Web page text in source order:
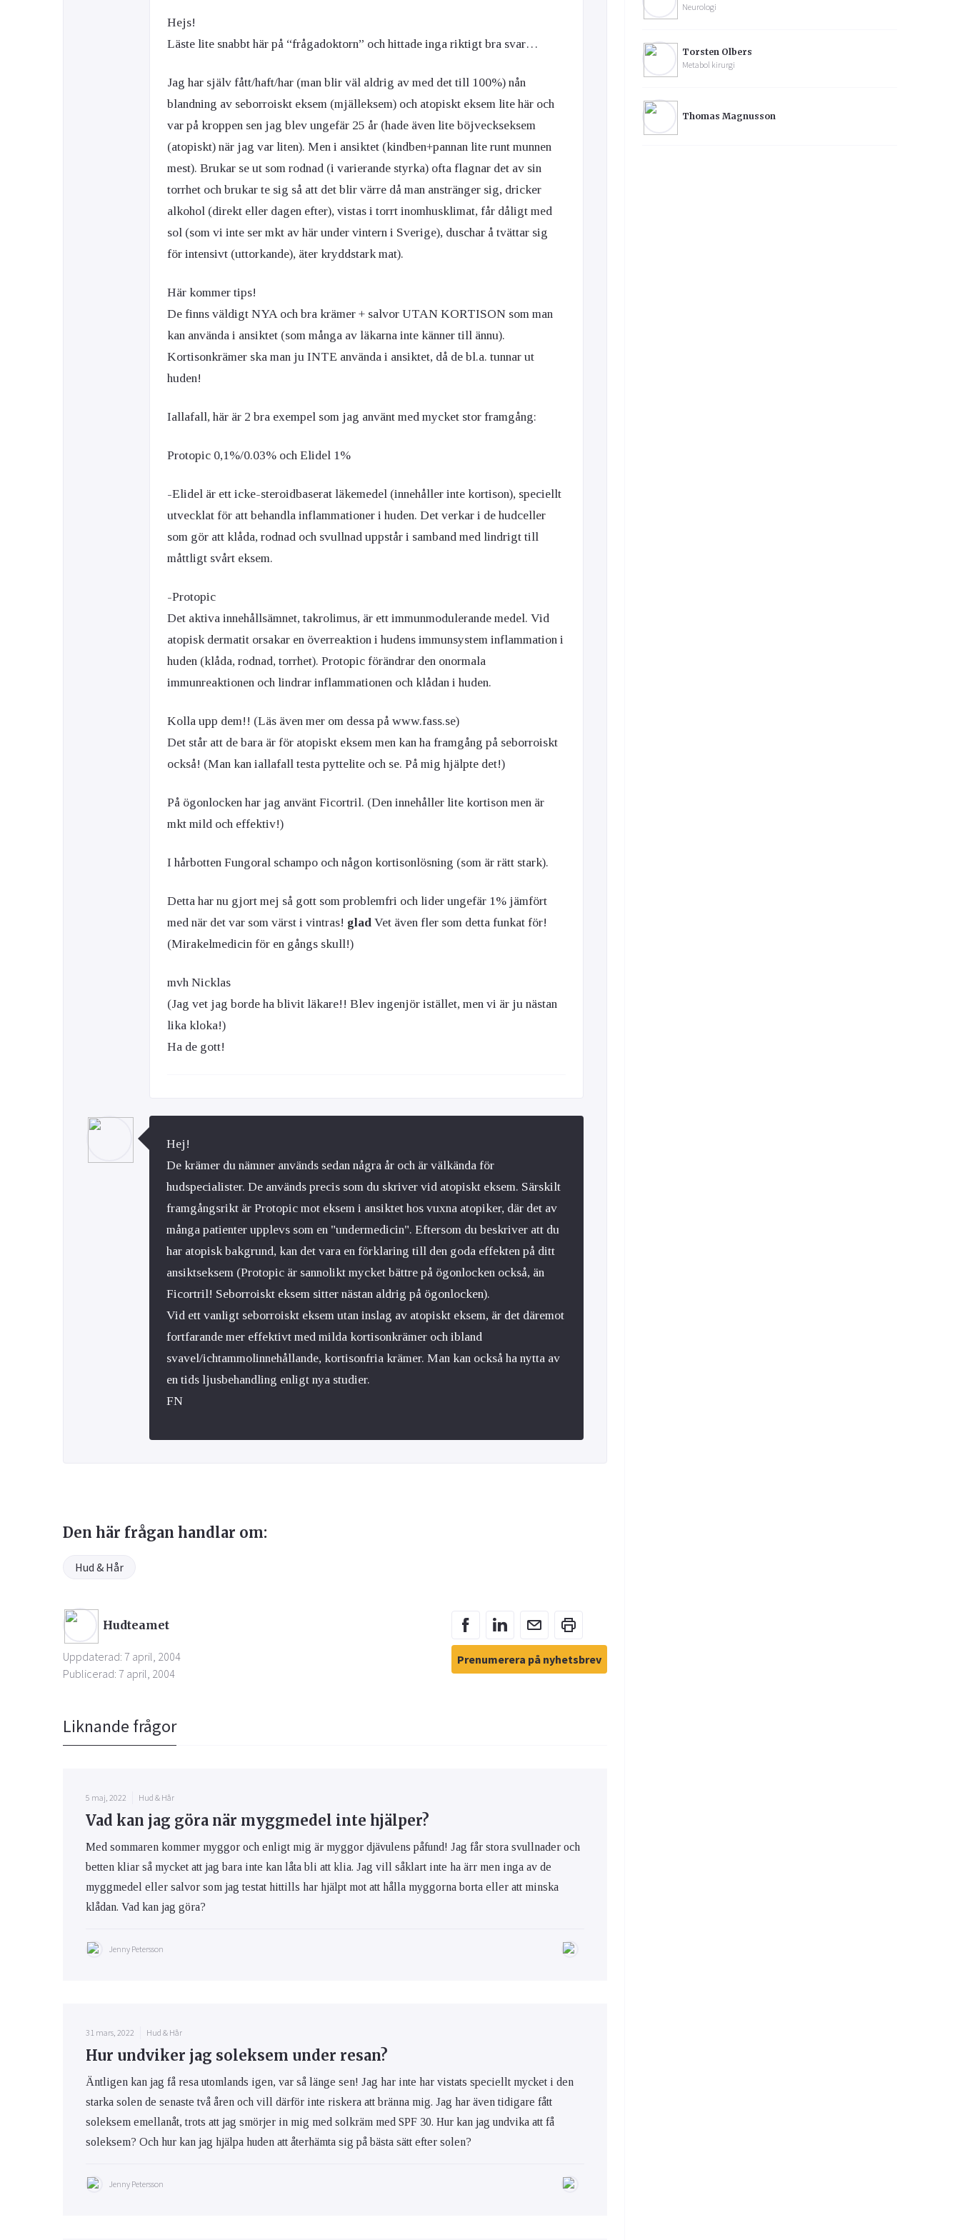
Hejs!
Läste lite snabbt här på “frågadoktorn” och hittade inga riktigt bra svar…
Jag har själv fått/haft/har (man blir väl aldrig av med det till 100%) nån
blandning av seborroiskt eksem (mjälleksem) och atopiskt eksem lite här och
var på kroppen sen jag blev ungefär 25 år (hade även lite böjveckseksem
(atopiskt) när jag var liten). Men i ansiktet (kindben+pannan lite runt munnen
mest). Brukar se ut som rodnad (i varierande styrka) ofta flagnar det av sin
torrhet och brukar te sig så att det blir värre då man anstränger sig, dricker
alkohol (direkt eller dagen efter), vistas i torrt inomhusklimat, får dåligt med
sol (som vi inte ser mkt av här under vintern i Sverige), duschar å tvättar sig
för intensivt (uttorkande), äter kryddstark mat).
Här kommer tips!
De finns väldigt NYA och bra krämer + salvor UTAN KORTISON som man
kan använda i ansiktet (som många av läkarna inte känner till ännu).
Kortisonkrämer ska man ju INTE använda i ansiktet, då de bl.a. tunnar ut
huden!
Iallafall, här är 2 bra exempel som jag använt med mycket stor framgång:
Protopic 0,1%/0.03% och Elidel 1%
-Elidel är ett icke-steroidbaserat läkemedel (innehåller inte kortison), speciellt
utvecklat för att behandla inflammationer i huden. Det verkar i de hudceller
som gör att klåda, rodnad och svullnad uppstår i samband med lindrigt till
måttligt svårt eksem.
-Protopic
Det aktiva innehållsämnet, takrolimus, är ett immunmodulerande medel. Vid
atopisk dermatit orsakar en överreaktion i hudens immunsystem inflammation i
huden (klåda, rodnad, torrhet). Protopic förändrar den onormala
immunreaktionen och lindrar inflammationen och klådan i huden.
Kolla upp dem!! (Läs även mer om dessa på www.fass.se)
Det står att de bara är för atopiskt eksem men kan ha framgång på seborroiskt
också! (Man kan iallafall testa pyttelite och se. På mig hjälpte det!)
På ögonlocken har jag använt Ficortril. (Den innehåller lite kortison men är
mkt mild och effektiv!)
I hårbotten Fungoral schampo och någon kortisonlösning (som är rätt stark).
Detta har nu gjort mej så gott som problemfri och lider ungefär 1% jämfört
med när det var som värst i vintras! glad Vet även fler som detta funkat för!
(Mirakelmedicin för en gångs skull!)
mvh Nicklas
(Jag vet jag borde ha blivit läkare!! Blev ingenjör istället, men vi är ju nästan
lika kloka!)
Ha de gott!
Hej!
De krämer du nämner används sedan några år och är välkända för
hudspecialister. De används precis som du skriver vid atopiskt eksem. Särskilt
framgångsrikt är Protopic mot eksem i ansiktet hos vuxna atopiker, där det av
många patienter upplevs som en "undermedicin". Eftersom du beskriver att du
har atopisk bakgrund, kan det vara en förklaring till den goda effekten på ditt
ansiktseksem (Protopic är sannolikt mycket bättre på ögonlocken också, än
Ficortril! Seborroiskt eksem sitter nästan aldrig på ögonlocken).
Vid ett vanligt seborroiskt eksem utan inslag av atopiskt eksem, är det däremot
fortfarande mer effektivt med milda kortisonkrämer och ibland
svavel/ichtammolinnehållande, kortisonfria krämer. Man kan också ha nytta av
en tids ljusbehandling enligt nya studier.
FN
Den här frågan handlar om:
Hud & Hår
Hudteamet
Uppdaterad: 7 april, 2004
Publicerad: 7 april, 2004
Prenumerera på nyhetsbrev
Liknande frågor
5 maj, 2022 Hud & Hår
Vad kan jag göra när myggmedel inte hjälper?
Med sommaren kommer myggor och enligt mig är myggor djävulens påfund! Jag får stora svullnader och
betten kliar så mycket att jag bara inte kan låta bli att klia. Jag vill såklart inte ha ärr men inga av de
myggmedel eller salvor som jag testat hittills har hjälpt mot att hålla myggorna borta eller att minska
klådan. Vad kan jag göra?
Jenny Petersson
31 mars, 2022 Hud & Hår
Hur undviker jag soleksem under resan?
Äntligen kan jag få resa utomlands igen, var så länge sen! Jag har inte har vistats speciellt mycket i den
starka solen de senaste två åren och vill därför inte riskera att bränna mig. Jag har även tidigare fått
soleksem emellanåt, trots att jag smörjer in mig med solkräm med SPF 30. Hur kan jag undvika att få
soleksem? Och hur kan jag hjälpa huden att återhämta sig på bästa sätt efter solen?
Jenny Petersson
Neurologi
Torsten Olbers
Metabol kirurgi
Thomas Magnusson